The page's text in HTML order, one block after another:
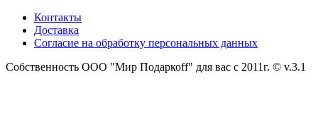
Контакты
Доставка
Согласие на обработку персональных данных
Собственность ООО "Мир Подаркоff" для вас с 2011г. © v.3.1